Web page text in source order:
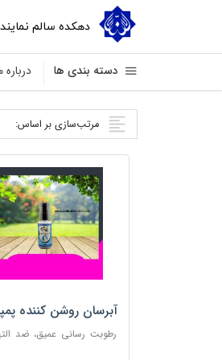
دهکده سالم
دسته بندی ها درباره
مرتب‌سازی بر اساس:
آبرسان روشن کننده
رطوبت رسانی عمیق، ضد